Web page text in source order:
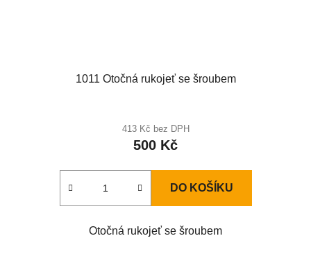
1011 Otočná rukojeť se šroubem
413 Kč bez DPH
500 Kč
DO KOŠÍKU
Otočná rukojeť se šroubem